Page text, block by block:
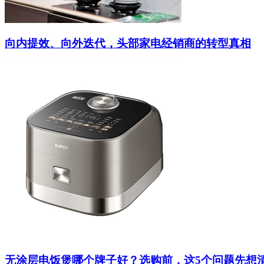
向内提效、向外迭代，头部家电经销商的转型真相
无涂层电饭煲哪个牌子好？选购前，这5个问题先想